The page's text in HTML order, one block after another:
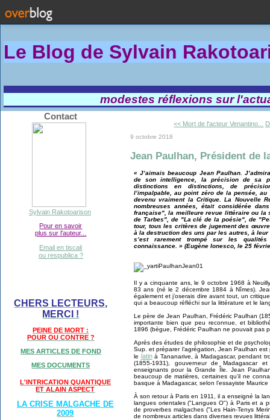
Le Blog de Sylvain Rakotoa
modestes réflexions sur
Contact
Sylvain Rakotoarison
Pour en savoir
plus sur l'auteur...
Email en tiscali
ou respublica ?
CHERS LECTEURS,
MERCI !
PEINE DE MORT :
POUR OU CONTRE ?
MES ARTICLES DE FOND
MES DOCUMENTS
L'INTRICATION QUANTIQUE
ET ALAIN ASPECT
LA CRISE MALGACHE DE
2009
<< Mort de l'acteur Venantino...
9 octobre 2018
Jean Paulhan, Président de
« J’aimais beaucoup Jean Paulhan.
de son intelligence, la précision de sa
distinctions en distinctions, de
l’impalpable, au point zéro de la pensée,
devenu vraiment la Critique. La Nouvelle
nombreuses années, était considérée
française", la meilleure revue littéraire ou la
de Tarbes", de "La clé de la poésie", de
tour, tous les critères de jugement des
à la destruction des uns par les autres, à
s’est rarement trompé sur les
connaissance. » (Eugène Ionesco, le 25
Il y a cinquante ans, le 9 octobre 1968 à
83 ans (né le 2 décembre 1884 à Nîmes).
également et j’oserais dire avant tout, un
qui a beaucoup réfléchi sur la littérature et le
Le père de Jean Paulhan, Frédéric Paulhan
importante bien que peu reconnue, et
1896 (bègue, Frédéric Paulhan ne pouvait pas
Après des études de philosophie et de
Sup. et préparer l’agrégation, Jean Paulhan
le latinà Tananarive, à Madagascar, pendant
(1855-1931), gouverneur de Madagascar
enseignants pour la Grande Île. Jean
beaucoup de matières, certaines qu’il ne
basque à Madagascar, selon l’essayiste
À son retour à Paris en 1911, il a enseigné la
langues orientales ("Langues O") à Paris et a
de proverbes malgaches ("Les Hain-Tenys
de nombreux articles dans diverses revues